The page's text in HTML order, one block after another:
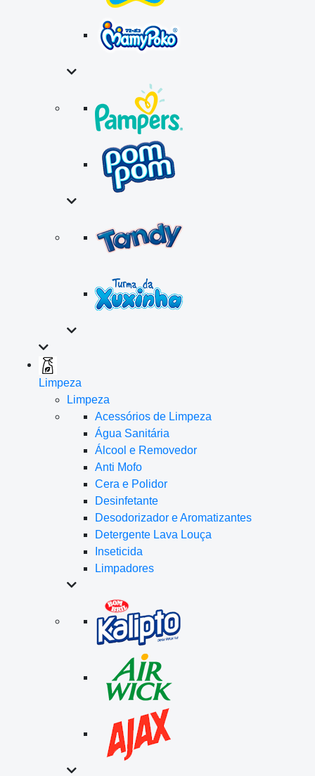
Limpeza
Limpeza
Acessórios de Limpeza
Água Sanitária
Álcool e Removedor
Anti Mofo
Cera e Polidor
Desinfetante
Desodorizador e Aromatizantes
Detergente Lava Louça
Inseticida
Limpadores